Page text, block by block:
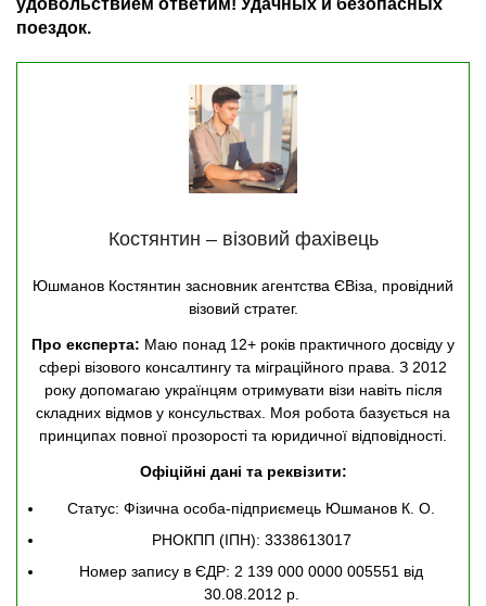
поездок.
Костянтин – візовий фахівець
Юшманов Костянтин засновник агентства ЄВіза, провідний
візовий стратег.
Про експерта: Маю понад 12+ років практичного досвіду у
сфері візового консалтингу та міграційного права. З 2012
року допомагаю українцям отримувати візи навіть після
складних відмов у консульствах. Моя робота базується на
принципах повної прозорості та юридичної відповідності.
Офіційні дані та реквізити:
Статус: Фізична особа-підприємець Юшманов К. О.
РНОКПП (ІПН): 3338613017
Номер запису в ЄДР: 2 139 000 0000 005551 від
30.08.2012 р.